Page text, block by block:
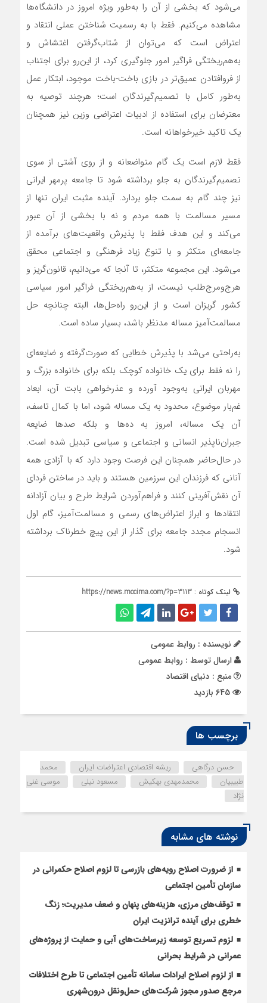
می‌شود که بخشی از آن را به‌‌‌‌‌‌طور ویژه امروز در دانشگاه‌‌‌‌‌‌ها
مشاهده می‌کنیم. فقط با به رسمیت شناختن عملی انتقاد و
اعتراض است که می‌توان از شتاب‌گرفتن اغتشاش و
به‌‌‌‌‌‌هم‌‌‌‌‌‌ریختگی فراگیر امور جلوگیری کرد، از این‌رو برای اجتناب
از فروافتادن عمیق‌‌‌‌‌‌تر در بازی باخت-باخت موجود، ابتکار عمل
به‌‌‌‌‌‌طور کامل با تصمیم‌گیرندگان است؛ هرچند توصیه به
معترضان برای استفاده از ادبیات اعتراضی وزین نیز همچنان
یک تاکید خیرخواهانه است.
فقط لازم است یک گام متواضعانه و از روی آشتی از سوی
تصمیم‌گیرندگان به جلو برداشته شود تا جامعه پرمهر ایرانی
نیز چند گام به سمت جلو بردارد. آینده مثبت ایران تنها از
مسیر مسالمت با همه مردم و نه با بخشی از آن عبور
می‌کند و این هدف فقط با پذیرش واقعیت‌‌‌‌‌‌های برآمده از
جامعه‌‌‌‌‌‌ای متکثر و با تنوع زیاد فرهنگی و اجتماعی محقق
می‌شود. این مجموعه متکثر، تا آنجا که می‌دانیم، قانون‌گریز و
هرج‌‌‌‌‌‌ومرج‌‌‌‌‌‌طلب نیست، از به‌‌‌‌‌‌هم‌‌‌‌‌‌ریختگی فراگیر امور سیاسی
کشور گریزان است و از این‌رو راه‌‌‌‌‌‌حل‌‌‌‌‌‌ها، البته چنانچه حل
مسالمت‌‌‌‌‌‌آمیز مساله مدنظر باشد، بسیار ساده است.
به‌‌‌‌‌‌راحتی می‌شد با پذیرش خطایی که صورت‌گرفته و ضایعه‌‌‌‌‌‌ای
را نه فقط برای یک خانواده کوچک بلکه برای خانواده بزرگ و
مهربان ایرانی به‌‌‌‌‌‌وجود آورده و عذرخواهی بابت آن، ابعاد
غم‌‌‌‌‌‌بار موضوع، محدود به یک مساله شود، اما با کمال تاسف،
آن یک مساله، امروز به ده‌‌‌‌‌‌ها و بلکه صدها ضایعه
جبران‌‌‌‌‌‌ناپذیر انسانی و اجتماعی و سیاسی تبدیل شده است.
در حال‌حاضر همچنان این فرصت وجود دارد که با آزادی همه
آنانی که فرزندان این سرزمین هستند و باید در ساختن فردای
آن نقش‌آفرینی کنند و فراهم‌آوردن شرایط طرح و بیان آزادانه
انتقادها و ابراز اعتراض‌‌‌‌‌‌های رسمی و مسالمت‌‌‌‌‌‌آمیز، گام اول
انسجام مجدد جامعه برای گذار از این پیچ خطرناک برداشته
شود.
لینک کوتاه : https://news.mccima.com/?p=3113
نویسنده : روابط عمومی
ارسال توسط : روابط عمومی
منبع : دنیای اقتصاد
برچسب ها
حسن درگاهی ریشه اقتصادی اعتراضات ایران
محمد
طبیبیان
محمدمهدی بهکیش مسعود نیلی
موسی غنی
نژاد
نوشته های مشابه
از ضرورت اصلاح رویه‌های بازرسی تا لزوم اصلاح حکمرانی در
سازمان تأمین اجتماعی
توقف‌های مرزی، هزینه‌های پنهان و ضعف مدیریت؛ زنگ
خطری برای آینده ترانزیت ایران
لزوم تسریع توسعه زیرساخت‌های آبی و حمایت از پروژه‌های
عمرانی در شرایط بحرانی
از لزوم اصلاح ایرادات سامانه تأمین اجتماعی تا طرح اختلافات
مرجع صدور مجوز شرکت‌های حمل‌ونقل درون‌شهری